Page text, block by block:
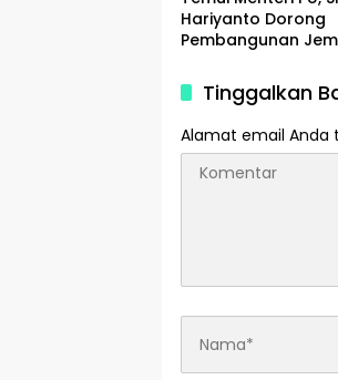
Hariyanto Dorong
Pembangunan
SaktiTinggalkan
Alamat email Anda